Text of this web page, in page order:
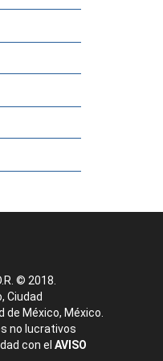
© 2018.
Ciudad
de México, México.
no lucrativos
con el AVISO